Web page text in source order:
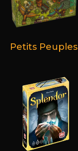
Petits Peuples